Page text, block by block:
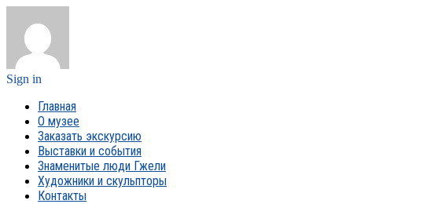
Sign in
Главная
О музее
Заказать экскурсию
Выставки и события
Знаменитые люди Гжели
Художники и скульпторы
Контакты